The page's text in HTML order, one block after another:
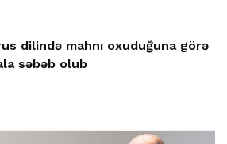
dilində mahnı oxuduğuna görə
səbəb olub